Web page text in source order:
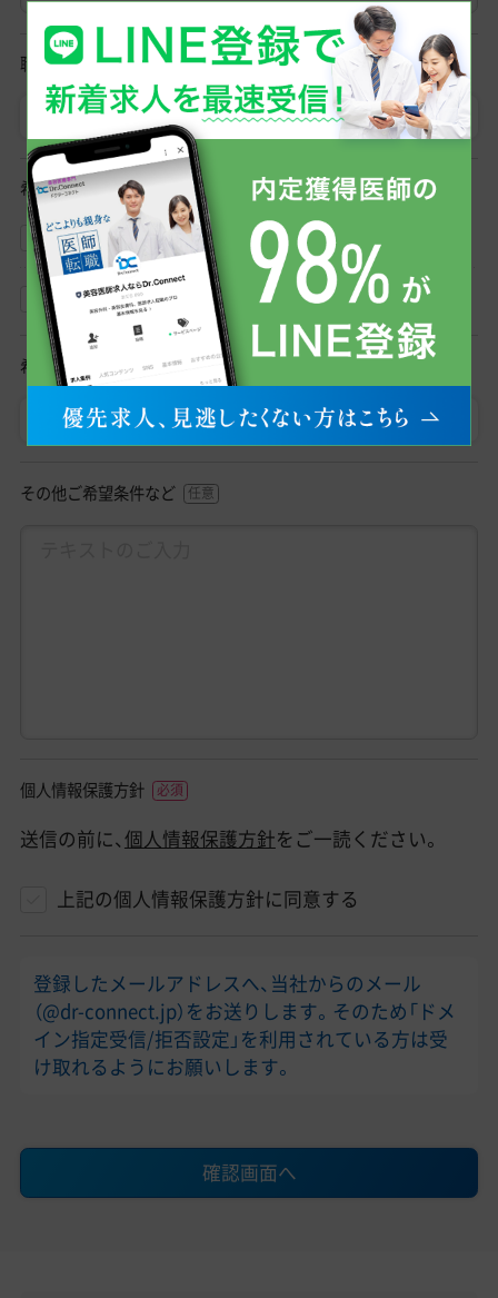
職種
医師 初期研修医
希望勤務形態
常勤
非常勤
希望勤務地
勤務地を選択
その他ご希望条件など
個人情報保護方針
送信の前に、個人情報保護方針をご一読ください。
上記の個人情報保護方針に同意する
登録したメールアドレスへ、当社からのメール
（@dr-connect.jp）をお送りします。そのため「ドメ
イン指定受信/拒否設定」を利用されている方は受
け取れるようにお願いします。
確認画面へ